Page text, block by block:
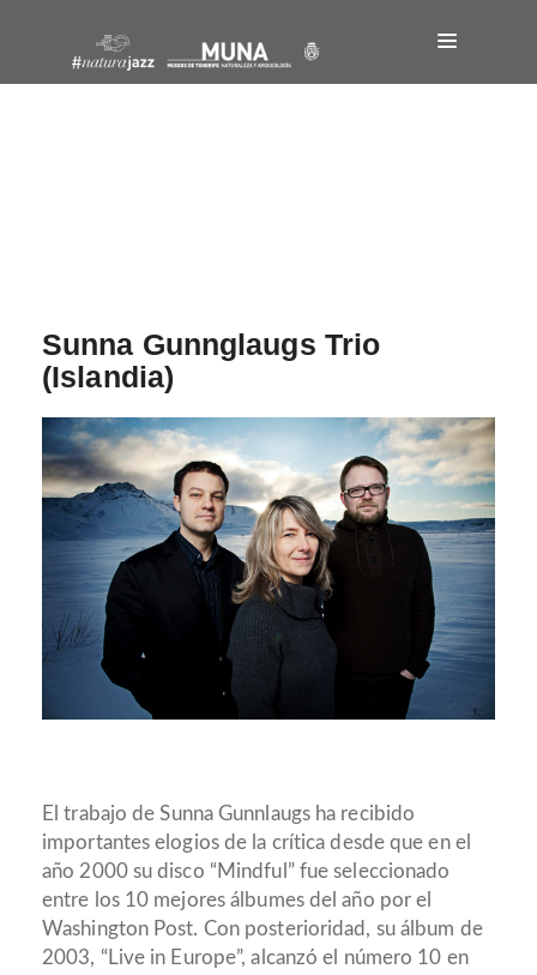
Sunna Gunnglaugs Trio
(Islandia)
El trabajo de Sunna Gunnlaugs ha recibido
importantes elogios de la crítica desde que en el
año 2000 su disco “Mindful” fue seleccionado
entre los 10 mejores álbumes del año por el
Washington Post. Con posterioridad, su álbum de
2003, “Live in Europe”, alcanzó el número 10 en